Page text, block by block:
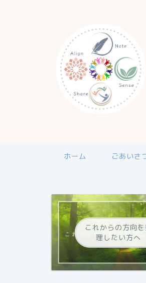
ホーム ごあいさ
これからの方向
理したい方へ